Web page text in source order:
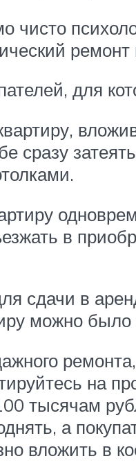
для
сразу
в
сдачи в
можно было
на
тысячам
а
вложить в